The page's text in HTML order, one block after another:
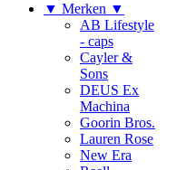
▼ Merken ▼
AB Lifestyle
- caps
Cayler &
Sons
DEUS Ex
Machina
Goorin Bros.
Lauren Rose
New Era